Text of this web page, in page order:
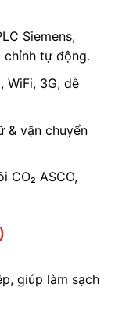
Siemens,
chỉnh tự động.
WiFi, 3G, dễ
& vận chuyển
CO₂ ASCO,
giúp làm sạch